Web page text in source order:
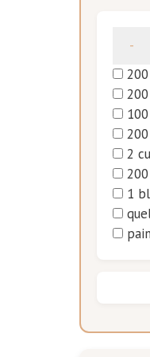
-
200
200
100
200
2
200
1